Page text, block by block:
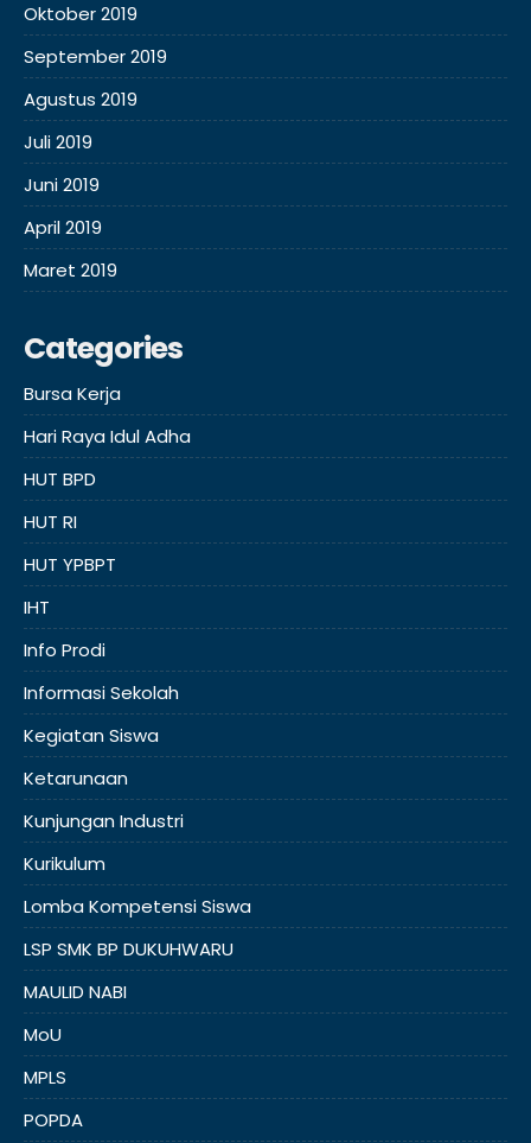
Oktober 2019
September 2019
Agustus 2019
Juli 2019
Juni 2019
April 2019
Maret 2019
Categories
Bursa Kerja
Hari Raya Idul Adha
HUT BPD
HUT RI
HUT YPBPT
IHT
Info Prodi
Informasi Sekolah
Kegiatan Siswa
Ketarunaan
Kunjungan Industri
Kurikulum
Lomba Kompetensi Siswa
LSP SMK BP DUKUHWARU
MAULID NABI
MoU
MPLS
POPDA